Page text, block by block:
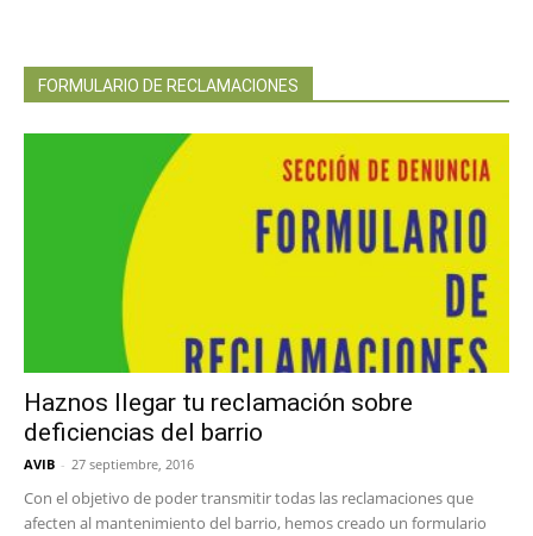
FORMULARIO DE RECLAMACIONES
Haznos llegar tu reclamación sobre
deficiencias del barrio
AVIB - 27 septiembre, 2016
Con el objetivo de poder transmitir todas las reclamaciones que
afecten al mantenimiento del barrio, hemos creado un formulario